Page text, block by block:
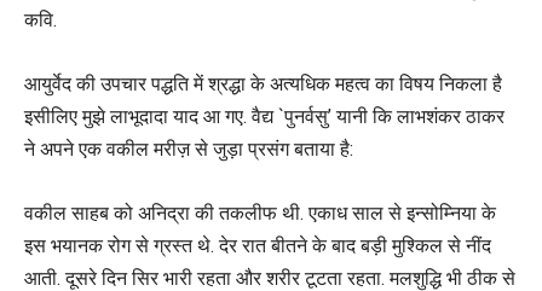
कवि.
आयुर्वेद की उपचार पद्धति में श्रद्धा के अत्यधिक महत्व का विषय निकला है
इसीलिए मुझे लाभूदादा याद आ गए. वैद्य `पुनर्वसु’ यानी कि लाभशंकर ठाकर
ने अपने एक वकील मरीज़ से जुड़ा प्रसंग बताया है:
वकील साहब को अनिद्रा की तकलीफ थी. एकाध साल से इन्सोम्निया के
इस भयानक रोग से ग्रस्त थे. देर रात बीतने के बाद बड़ी मुश्किल से नींद
आती. दूसरे दिन सिर भारी रहता और शरीर टूटता रहता. मलशुद्धि भी ठीक से